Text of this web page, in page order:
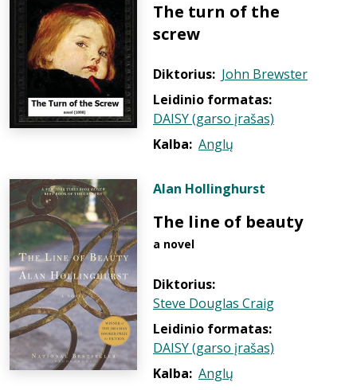
The turn of the
screw
Diktorius: John Brewster
Leidinio formatas:
DAISY (garso įrašas)
Kalba: Anglų
Alan Hollinghurst
The line of beauty
a novel
Diktorius:
Steve Douglas Craig
Leidinio formatas:
DAISY (garso įrašas)
Kalba: Anglų